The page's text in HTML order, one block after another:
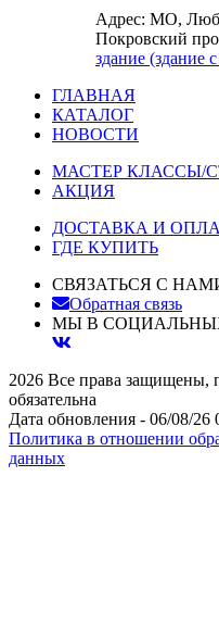
Адрес: МО,
Покровский
здание (здание
ГЛАВНАЯ
КАТАЛОГ
НОВОСТИ
МАСТЕР КЛАССЫ/
АКЦИЯ
ДОСТАВКА И
ГДЕ КУПИТЬ
СВЯЗАТЬСЯ С
Обратная связь
МЫ В
2026 Все права защищены,
обязательна
Дата обновления - 06/08/26
Политика в отношении
данных